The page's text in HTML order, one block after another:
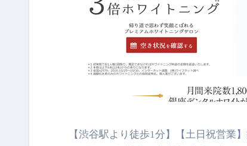
【渋谷駅より徒歩1分】【土日祝営業】痛みのないホワイトニング技術メタリンホワイトニングで「1本